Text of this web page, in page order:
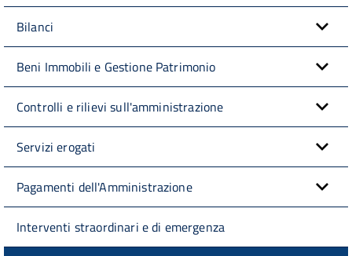
Bilanci
Beni Immobili e Gestione Patrimonio
Controlli e rilievi sull'amministrazione
Servizi erogati
Pagamenti dell'Amministrazione
Interventi straordinari e di emergenza